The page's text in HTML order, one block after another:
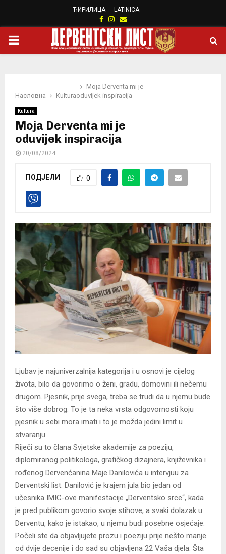
ЋИРИЛИЦА LATINICA
Facebook
Instagram
Email
PRIMARY
Насловна Kultura
Moja Derventa mi je
oduvijek inspiracija
Kultura
Moja Derventa mi je
oduvijek inspiracija
20/08/2024
ПОДЈЕЛИ 0
Ljubav je najuniverzalnija kategorija i u osnovi je cijelog
života, bilo da govorimo o ženi, gradu, domovini ili nečemu
drugom. Pjesnik, prije svega, treba se trudi da u njemu bude
što više dobrog. To je ta neka vrsta odgovornosti koju
pjesnik u sebi mora imati i to je možda jedini limit u
stvaranju.
Riječi su to člana Svjetske akademije za poeziju,
diplomiranog politikologa, grafičkog dizajnera, književnika i
rođenog Dervenćanina Maje Danilovića u intervjuu za
Derventski list. Danilović je krajem jula bio jedan od
učesnika IMIC-ove manifestacije „Derventsko srce“, kada
je pred publikom govorio svoje stihove, a svaki dolazak u
Derventu, kako je istakao, u njemu budi posebne osjećaje.
Počeli ste da objavljujete prozu i poeziju prije nešto manje
od dvije decenije i do sad su objavljena 22 Vaša djela. Šta